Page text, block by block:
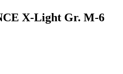
X-Light Gr. M-6